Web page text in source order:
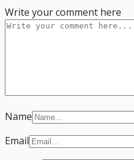
Write your comment here
Name
Email